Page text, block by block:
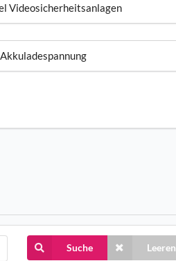
Videosicherheitsanlagen
Suche Leeren